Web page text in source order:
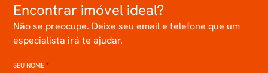
Encontrar imóvel ideal?
Não se preocupe. Deixe seu email e telefone que um
especialista irá te ajudar.
SEU NOME*